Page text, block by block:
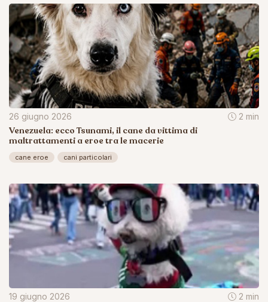
26 giugno 2026 2 min
Venezuela: ecco Tsunami, il cane da vittima di
maltrattamenti a eroe tra le macerie
cane eroe cani particolari
19 giugno 2026 2 min